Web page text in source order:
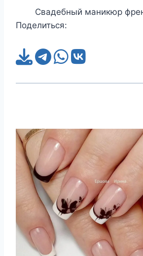
Свадебный маникюр
Поделиться: